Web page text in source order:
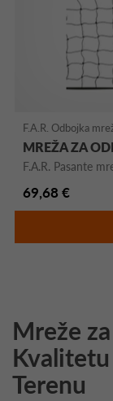
F.A.R. Odbojka
MREŽA ZA
F.A.R. Pasante
69,68 €
Mreže
Kvalitetu
Terenu